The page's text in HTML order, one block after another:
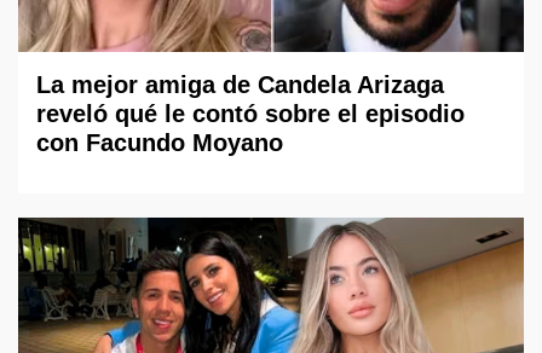
La mejor amiga de Candela Arizaga
reveló qué le contó sobre el episodio
con Facundo Moyano